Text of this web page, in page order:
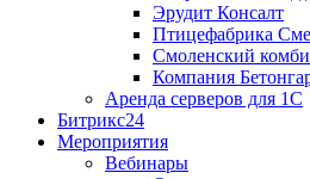
Эрудит Консалт
Птицефабрика
Смоленский
Компания
Аренда серверов для 1С
Битрикс24
Мероприятия
Вебинары